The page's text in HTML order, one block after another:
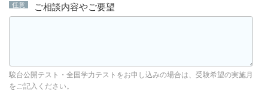
ご相談内容やご要望
駿台公開テスト・全国学力テストをお申し込みの場合は、受験希望の実施月
をご記入ください。